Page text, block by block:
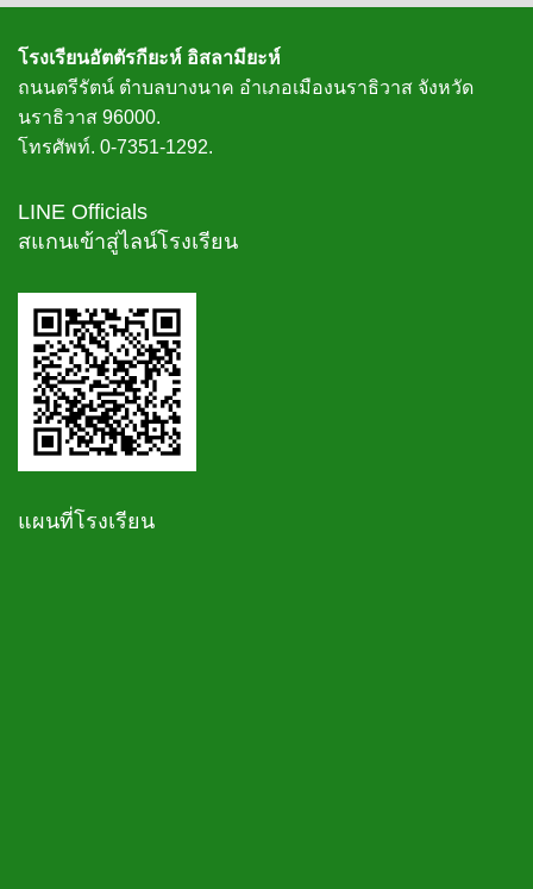
โรงเรียนอัตตัรกียะห์ อิสลามียะห์
ถนนตรีรัตน์ ตำบลบางนาค อำเภอเมืองนราธิวาส จังหวัด
นราธิวาส 96000.
โทรศัพท์. 0-7351-1292.
LINE Officials
สแกนเข้าสู่ไลน์โรงเรียน
แผนที่โรงเรียน